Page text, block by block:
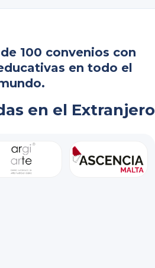
100 convenios con
en todo el
en el Extranjero